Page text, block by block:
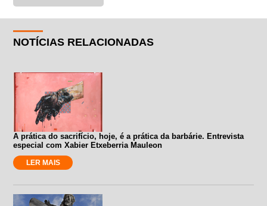
NOTÍCIAS RELACIONADAS
A prática do sacrifício, hoje, é a prática da barbárie. Entrevista
especial com Xabier Etxeberria Mauleon
LER MAIS